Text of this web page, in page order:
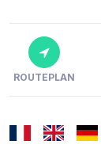
ROUTEPLAN